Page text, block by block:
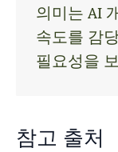
의미는 AI
속도를 감
필요성을
참고 출처